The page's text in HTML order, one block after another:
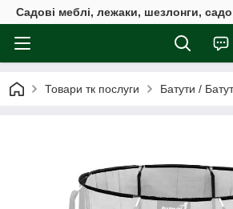
Садові меблі, лежаки, шезлонги,
Товари тк послуги Батути /